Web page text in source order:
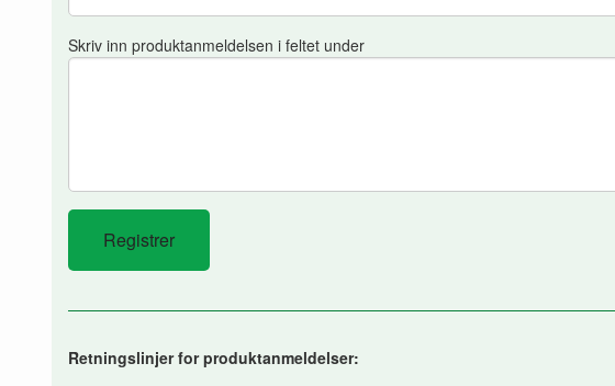
Skriv inn produktanmeldelsen i feltet under
Retningslinjer for produktanmeldelser: